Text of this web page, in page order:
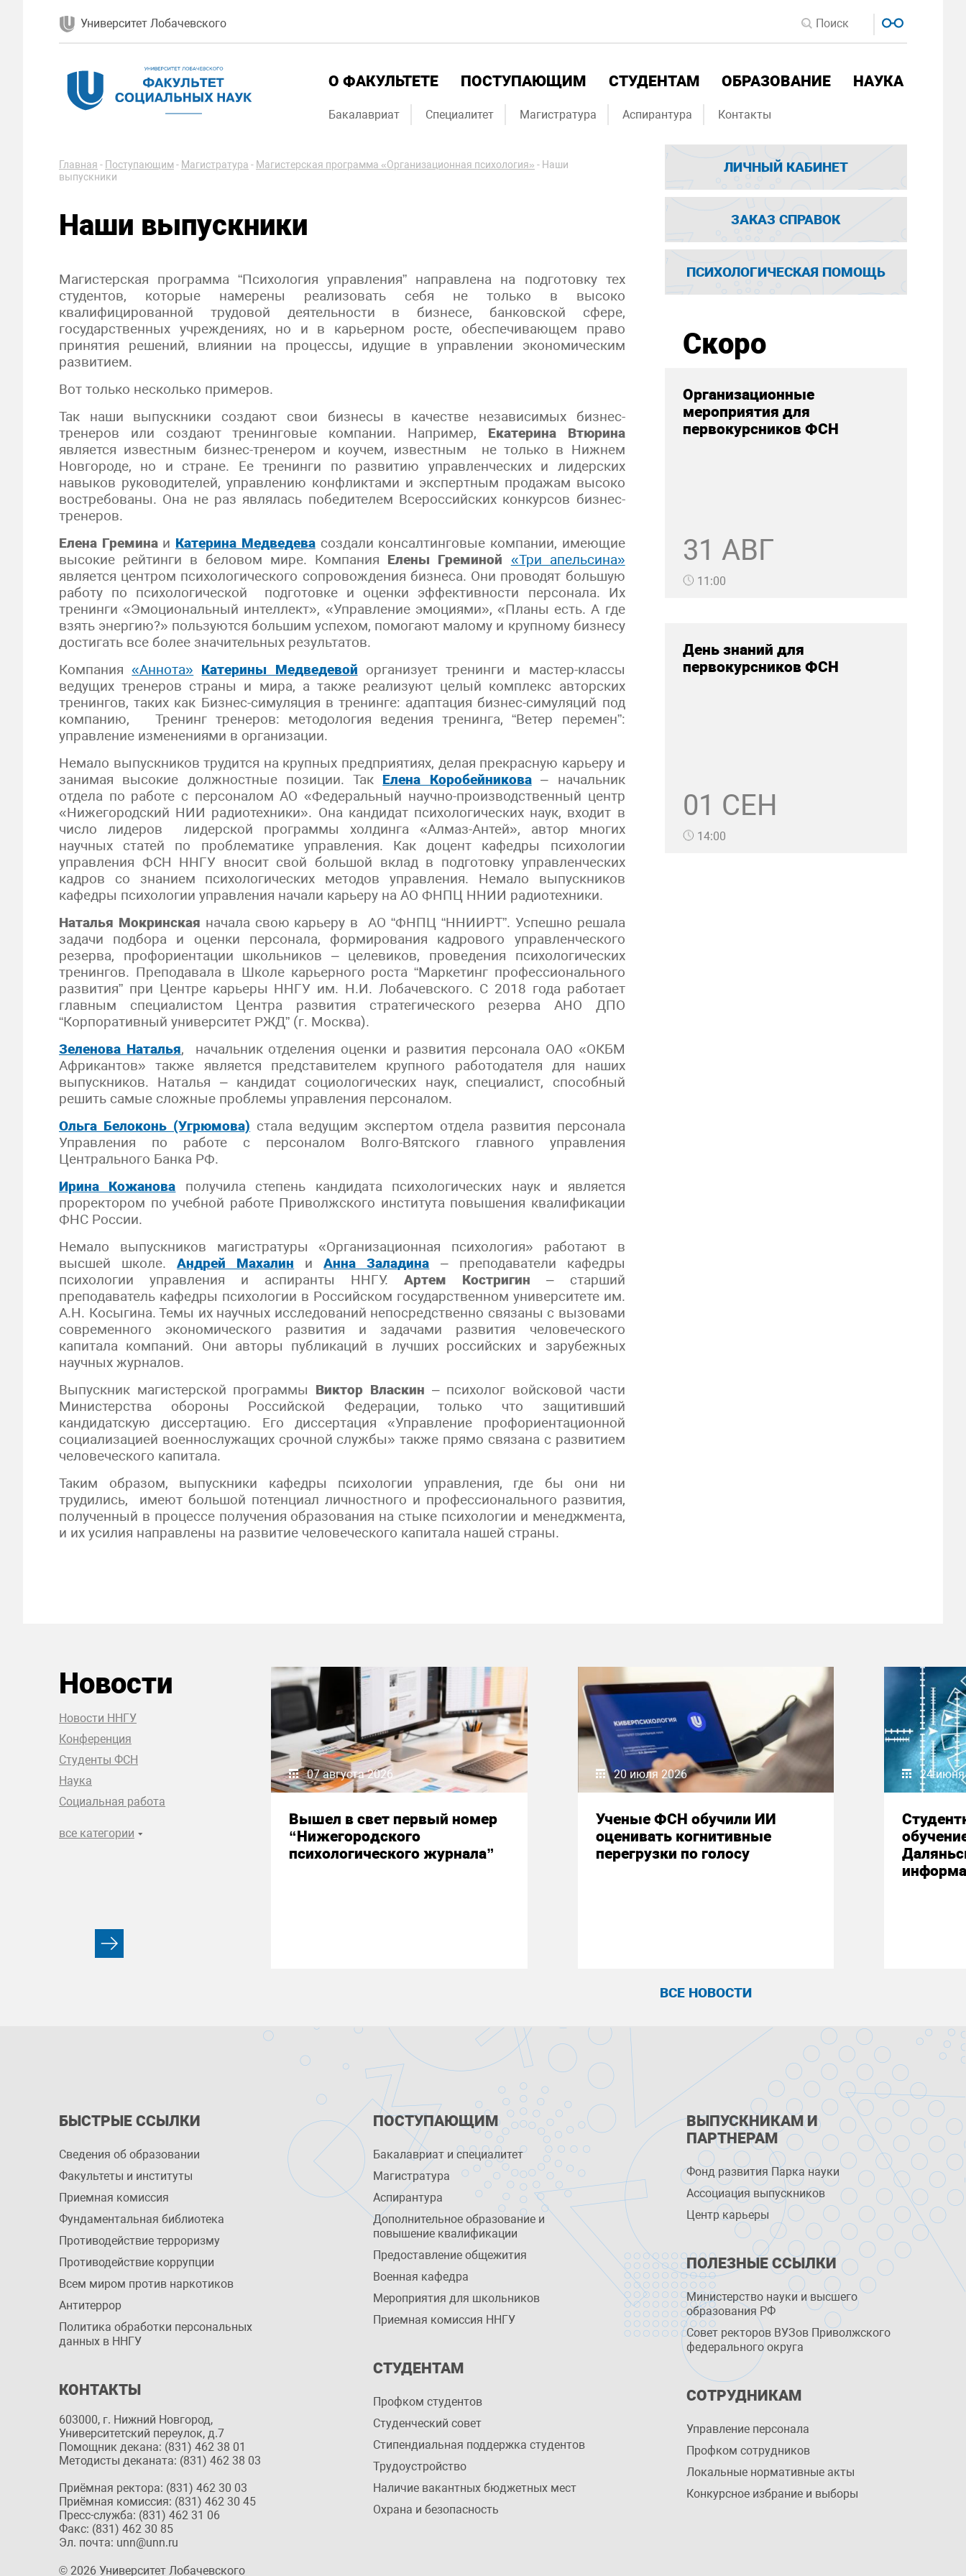
Университет Лобачевского
О ФАКУЛЬТЕТЕ ПОСТУПАЮЩИМ СТУДЕНТАМ ОБРАЗОВАНИЕ НАУКА
Бакалавриат Специалитет Магистратура Аспирантура Контакты
Главная - Поступающим - Магистратура - Магистерская программа «Организационная психология» - Наши
выпускники
Наши выпускники
Магистерская программа “Психология управления” направлена на подготовку тех
студентов, которые намерены реализовать себя не только в высоко
квалифицированной трудовой деятельности в бизнесе, банковской сфере,
государственных учреждениях, но и в карьерном росте, обеспечивающем право
принятия решений, влиянии на процессы, идущие в управлении экономическим
развитием.
Вот только несколько примеров.
Так наши выпускники создают свои бизнесы в качестве независимых бизнес-
тренеров или создают тренинговые компании. Например, Екатерина Втюрина
является известным бизнес-тренером и коучем, известным не только в Нижнем
Новгороде, но и стране. Ее тренинги по развитию управленческих и лидерских
навыков руководителей, управлению конфликтами и экспертным продажам высоко
востребованы. Она не раз являлась победителем Всероссийских конкурсов бизнес-
тренеров.
Елена Греминаи Катерина Медведевасоздали консалтинговые компании, имеющие
высокие рейтинги в беловом мире. Компания Елены Греминой «Три апельсина»
является центром психологического сопровождения бизнеса. Они проводят большую
работу по психологической подготовке и оценки эффективности персонала. Их
тренинги «Эмоциональный интеллект», «Управление эмоциями», «Планы есть. А где
взять энергию?» пользуются большим успехом, помогают малому и крупному бизнесу
достигать все более значительных результатов.
Компания«Аннота» Катерины Медведевой организует тренинги и мастер-классы
ведущих тренеров страны и мира, а также реализуют целый комплекс авторских
тренингов, таких как Бизнес-симуляция в тренинге: адаптация бизнес-симуляций под
компанию, Тренинг тренеров: методология ведения тренинга, “Ветер перемен”:
управление изменениями в организации.
Немало выпускников трудится на крупных предприятиях, делая прекрасную карьеру и
занимая высокие должностные позиции. Так Елена Коробейникова – начальник
отдела по работе с персоналом АО «Федеральный научно-производственный центр
«Нижегородский НИИ радиотехники». Она кандидат психологических наук, входит в
число лидеров лидерской программы холдинга «Алмаз-Антей», автор многих
научных статей по проблематике управления. Как доцент кафедры психологии
управления ФСН ННГУ вносит свой большой вклад в подготовку управленческих
кадров со знанием психологических методов управления. Немало выпускников
кафедры психологии управления начали карьеру на АО ФНПЦ ННИИ радиотехники.
Наталья Мокринская начала свою карьеру в АО “ФНПЦ “ННИИРТ”. Успешно решала
задачи подбора и оценки персонала, формирования кадрового управленческого
резерва, профориентации школьников – целевиков, проведения психологических
тренингов. Преподавала в Школе карьерного роста “Маркетинг профессионального
развития” при Центре карьеры ННГУ им. Н.И. Лобачевского. С 2018 года работает
главным специалистом Центра развития стратегического резерва АНО ДПО
“Корпоративный университет РЖД” (г. Москва).
Зеленова Наталья, начальник отделения оценки и развития персонала ОАО «ОКБМ
Африкантов» также является представителем крупного работодателя для наших
выпускников. Наталья – кандидат социологических наук, специалист, способный
решить самые сложные проблемы управления персоналом.
Ольга Белоконь (Угрюмова) стала ведущим экспертом отдела развития персонала
Управления по работе с персоналом Волго-Вятского главного управления
Центрального Банка РФ.
Ирина Кожанова получила степень кандидата психологических наук и является
проректором по учебной работе Приволжского института повышения квалификации
ФНС России.
Немало выпускников магистратуры «Организационная психология» работают в
высшей школе.Андрей Махалин иАнна Заладина
– преподаватели кафедры
психологии управления и аспиранты ННГУ. Артем Костригин – старший
преподаватель кафедры психологии в Российском государственном университете им.
А.Н. Косыгина. Темы их научных исследований непосредственно связаны с вызовами
современного экономического развития и задачами развития человеческого
капитала компаний. Они авторы публикаций в лучших российских и зарубежных
научных журналов.
Выпускник магистерской программы Виктор Власкин – психолог войсковой части
Министерства обороны Российской Федерации, только что защитивший
кандидатскую диссертацию. Его диссертация «Управление профориентационной
социализацией военнослужащих срочной службы» также прямо связана с развитием
человеческого капитала.
Таким образом, выпускники кафедры психологии управления, где бы они ни
трудились, имеют большой потенциал личностного и профессионального развития,
полученный в процессе получения образования на стыке психологии и менеджмента,
и их усилия направлены на развитие человеческого капитала нашей страны.
ЛИЧНЫЙ КАБИНЕТ
ЗАКАЗ СПРАВОК
ПСИХОЛОГИЧЕСКАЯ ПОМОЩЬ
Скоро
Организационные
мероприятия для
первокурсников ФСН
31 АВГ
11:00
День знаний для
первокурсников ФСН
01 СЕН
14:00
Новости
Новости ННГУ
Конференция
Студенты ФСН
Наука
Социальная работа
все категории
07 августа 2026
Вышел в свет первый номер
“Нижегородского
психологического журнала”
20 июля 2026
Ученые ФСН обучили ИИ
оценивать когнитивные
перегрузки по голосу
24
ВСЕ НОВОСТИ
БЫСТРЫЕ ССЫЛКИ
Сведения об образовании
Факультеты и институты
Приемная комиссия
Фундаментальная библиотека
Противодействие терроризму
Противодействие коррупции
Всем миром против наркотиков
Антитеррор
Политика обработки персональных
данных в ННГУ
КОНТАКТЫ
603000, г. Нижний Новгород,
Университетский переулок, д.7
Помощник декана: (831) 462 38 01
Методисты деканата: (831) 462 38 03
Приёмная ректора: (831) 462 30 03
Приёмная комиссия: (831) 462 30 45
Пресс-служба: (831) 462 31 06
Факс: (831) 462 30 85
Эл. почта: unn@unn.ru
ПОСТУПАЮЩИМ
Бакалавриат и специалитет
Магистратура
Аспирантура
Дополнительное образование и
повышение квалификации
Предоставление общежития
Военная кафедра
Мероприятия для школьников
Приемная комиссия ННГУ
СТУДЕНТАМ
Профком студентов
Студенческий совет
Стипендиальная поддержка студентов
Трудоустройство
Наличие вакантных бюджетных мест
Охрана и безопасность
ВЫПУСКНИКАМ И
ПАРТНЕРАМ
Фонд развития Парка науки
Ассоциация выпускников
Центр карьеры
ПОЛЕЗНЫЕ ССЫЛКИ
Министерство науки и высшего
образования РФ
Совет ректоров ВУЗов Приволжского
федерального округа
СОТРУДНИКАМ
Управление персоналa
Профком сотрудников
Локальные нормативные акты
Конкурсное избрание и выборы
© 2026 Университет Лобачевского